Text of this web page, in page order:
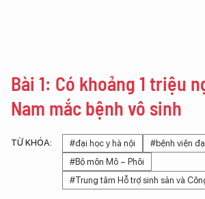
Bài 1: Có khoảng 1 triệu
Nam mắc bệnh vô sinh
TỪ KHÓA: #đại học y hà nội
#bệnh viện
#Bộ môn Mô – Phôi
#Trung tâm Hỗ trợ sinh sản và